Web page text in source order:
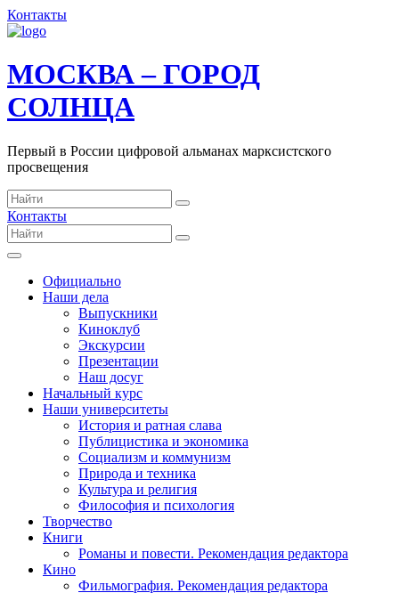
Контакты
МОСКВА – ГОРОД
СОЛНЦА
Первый в России цифровой альманах марксистского
просвещения
Контакты
Официально
Наши дела
Выпускники
Киноклуб
Экскурсии
Презентации
Наш досуг
Начальный курс
Наши университеты
История и ратная слава
Публицистика и экономика
Социализм и коммунизм
Природа и техника
Культура и религия
Философия и психология
Творчество
Книги
Романы и повести. Рекомендация редактора
Кино
Фильмография. Рекомендация редактора